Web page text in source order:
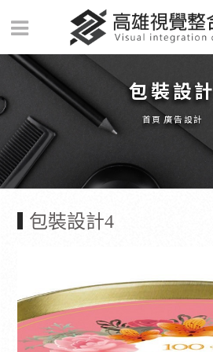
包裝設計
首頁 廣告設計
包裝設計4